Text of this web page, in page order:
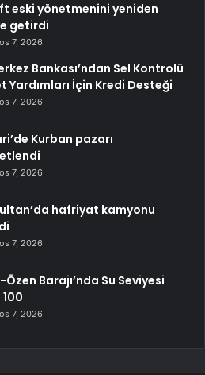
eski yönetmenini yeniden
getirdi
7, 2026
Bankası’ndan Sel Kontrolü
Yardımları İçin Kredi Desteği
7, 2026
Kurban pazarı
7, 2026
hafriyat kamyonu
7, 2026
Barajı’nda Su Seviyesi
7, 2026